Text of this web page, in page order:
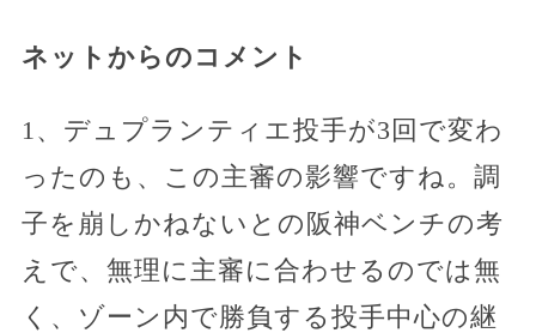
ネットからのコメント
1、デュプランティエ投手が3回で変わ
ったのも、この主審の影響ですね。調
子を崩しかねないとの阪神ベンチの考
えで、無理に主審に合わせるのでは無
く、ゾーン内で勝負する投手中心の継